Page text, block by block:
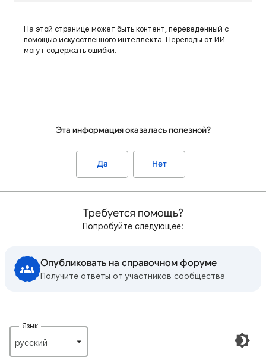
На этой странице может быть контент, переведенный с
помощью искусственного интеллекта. Переводы от ИИ
могут содержать ошибки.
Эта информация оказалась полезной?
Да Нет
Требуется помощь?
Попробуйте следующее:
Опубликовать на справочном форуме
Получите ответы от участников сообщества
Язык
русский‎